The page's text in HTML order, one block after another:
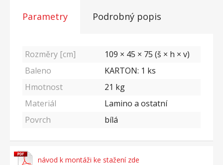
Parametry Podrobný popis
Rozměry [cm]
109 × 45 × 75 (š × h × v)
Baleno
KARTON: 1 ks
Hmotnost
21 kg
Materiál
Lamino a ostatní
Povrch
bílá
návod k montáži ke stažení zde